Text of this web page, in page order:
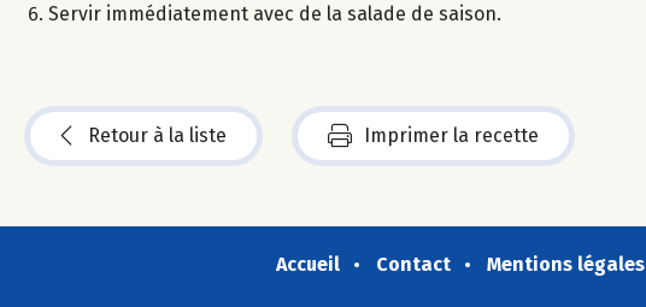
Servir immédiatement avec de la salade de saison.
Retour à la liste Imprimer la recette
Accueil Contact Mentions légales